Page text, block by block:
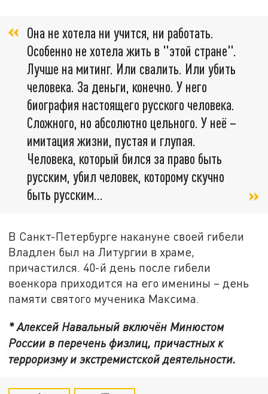
Она не хотела ни учится, ни работать.
Особенно не хотела жить в "этой стране".
Лучше на митинг. Или свалить. Или убить
человека. За деньги, конечно. У него
биография настоящего русского человека.
Сложного, но абсолютно цельного. У неё –
имитация жизни, пустая и глупая.
Человека, который бился за право быть
русским, убил человек, которому скучно
быть русским...
В Санкт-Петербурге накануне своей гибели
Владлен был на Литургии в храме,
причастился. 40-й день после гибели
военкора приходится на его именины – день
памяти святого мученика Максима.
* Алексей Навальный включён Минюстом
России в перечень физлиц, причастных к
терроризму и экстремистской деятельности.